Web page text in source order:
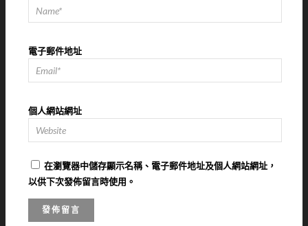
電子郵件地址
個人網站網址
在瀏覽器中儲存顯示名稱、電子郵件地址及個人網站網址，
以供下次發佈留言時使用。